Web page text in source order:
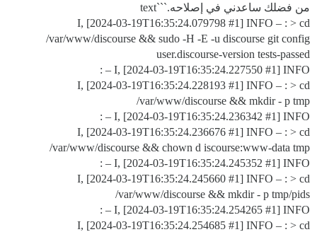
من فضلك ساعدني في إصلاحه.```text
I, [2024-03-19T16:35:24.079798 #1] INFO – : > cd
/var/www/discourse && sudo -H -E -u discourse git config
user.discourse-version tests-passed
I, [2024-03-19T16:35:24.227550 #1] INFO – :
I, [2024-03-19T16:35:24.228193 #1] INFO – : > cd
/var/www/discourse && mkdir - p tmp
I, [2024-03-19T16:35:24.236342 #1] INFO – :
I, [2024-03-19T16:35:24.236676 #1] INFO – : > cd
/var/www/discourse && chown d iscourse:www-data tmp
I, [2024-03-19T16:35:24.245352 #1] INFO – :
I, [2024-03-19T16:35:24.245660 #1] INFO – : > cd
/var/www/discourse && mkdir - p tmp/pids
I, [2024-03-19T16:35:24.254265 #1] INFO – :
I, [2024-03-19T16:35:24.254685 #1] INFO – : > cd